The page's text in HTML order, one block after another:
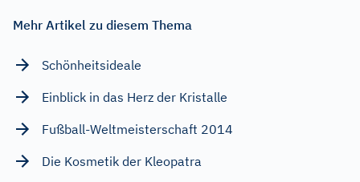
Mehr Artikel zu diesem Thema
Schönheitsideale
Einblick in das Herz der Kristalle
Fußball-Weltmeisterschaft 2014
Die Kosmetik der Kleopatra